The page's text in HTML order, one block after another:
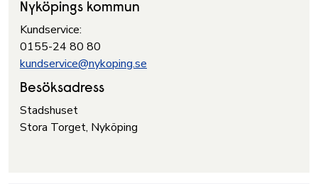
Nyköpings kommun
Kundservice:
0155-24 80 80
kundservice@nykoping.se
Besöksadress
Stadshuset
Stora Torget, Nyköping